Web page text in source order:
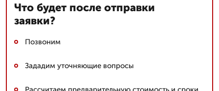
Что будет после отправки
заявки?
Позвоним
Зададим уточняющие вопросы